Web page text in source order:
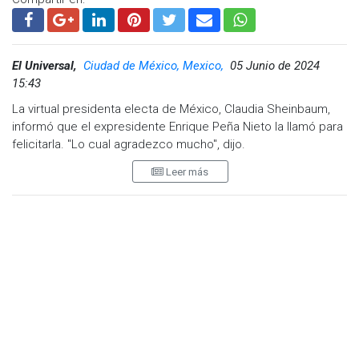
El Universal, Ciudad de México, Mexico, 05 Junio de 2024
15:43
La virtual presidenta electa de México, Claudia Sheinbaum,
informó que el expresidente Enrique Peña Nieto la llamó para
felicitarla. "Lo cual agradezco mucho", dijo.
Cabe mencionar que, Enrique Peña Nieto fue el antecesor del
actual presidente Andrés Manuel López Obrador quien en
Leer más